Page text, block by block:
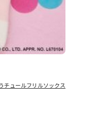
チュールフリルソックス